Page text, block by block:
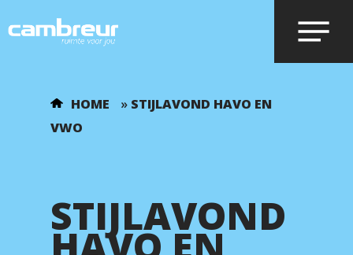
Voer je zoekopdracht in en druk op
HOME » STIJLAVOND HAVO EN
VWO
STIJLAVOND